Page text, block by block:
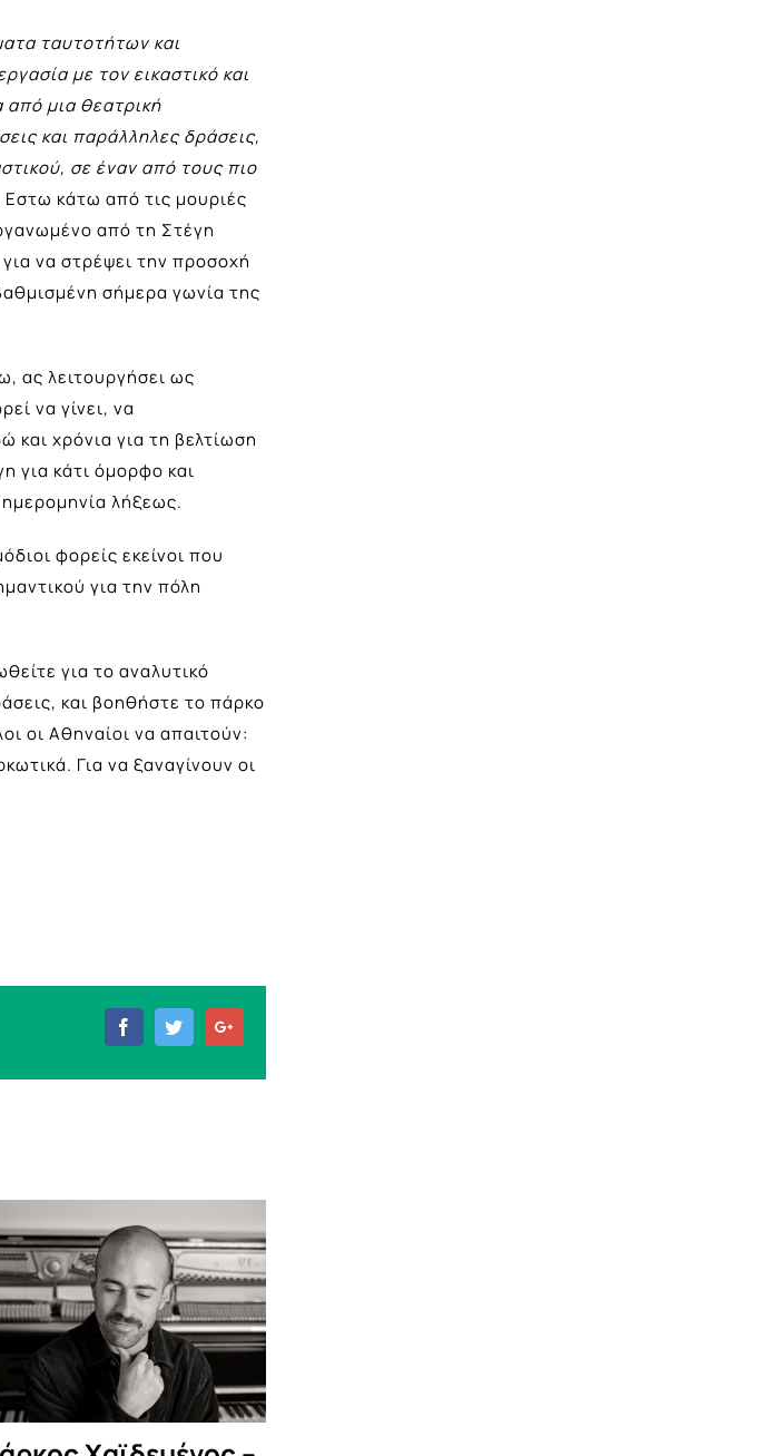
ταυτοτήτων και
με τον εικαστικό και
μια θεατρική
και παράλληλες δράσεις,
σε έναν από τους πιο
κάτω από τις μουριές
από τη Στέγη
για να στρέψει την προσοχή
σήμερα γωνία της
ας λειτουργήσει ως
να γίνει, να
και χρόνια για τη βελτίωση
για κάτι όμορφο και
λήξεως.
φορείς εκείνοι που
για την πόλη
για το αναλυτικό
και βοηθήστε το πάρκο
οι Αθηναίοι να απαιτούν:
Για να ξαναγίνουν οι
FacebookTwitter